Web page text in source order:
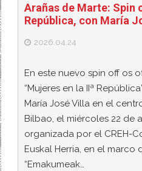
Arañas de Marte: Spin
República, con María
2026.04.24
En este nuevo spin off os
“Mujeres en la IIª
María José Villa en el
Bilbao, el miércoles 22 de
organizada por el CREH-
Euskal Herria, en el marco
“Emakumeak…